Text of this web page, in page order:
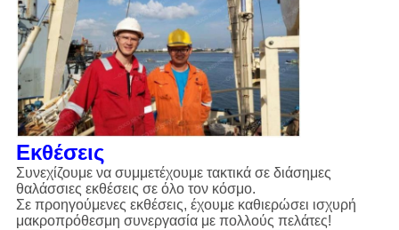
Εκθέσεις
Συνεχίζουμε να συμμετέχουμε τακτικά σε διάσημες
θαλάσσιες εκθέσεις σε όλο τον κόσμο.
Σε προηγούμενες εκθέσεις, έχουμε καθιερώσει ισχυρή
μακροπρόθεσμη συνεργασία με πολλούς πελάτες!